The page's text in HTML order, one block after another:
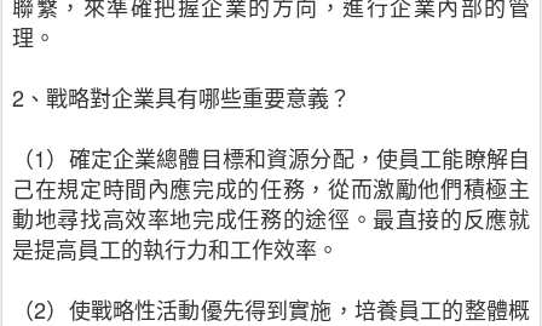
理。
2、戰略對企業具有哪些重要意義？
（1）確定企業總體目標和資源分配，使員工能瞭解自
己在規定時間內應完成的任務，從而激勵他們積極主
動地尋找高效率地完成任務的途徑。最直接的反應就
是提高員工的執行力和工作效率。
（2）使戰略性活動優先得到實施，培養員工的整體概